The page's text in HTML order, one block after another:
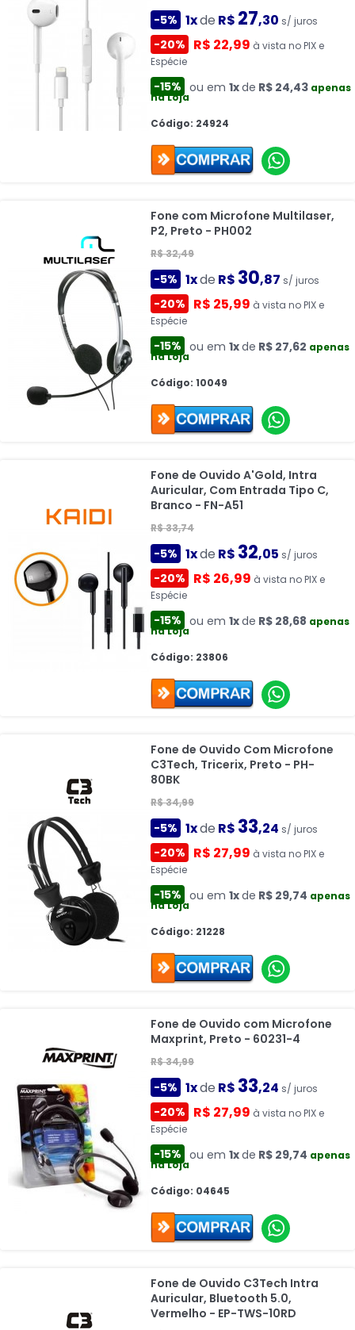
-5% 1xde R$ 27,30 s/ juros
-20% R$ 22,99 à vista no PIX e
Espécie
-15% ou em 1xde R$ 24,43 apenas
na Loja
Código: 24924
Fone com Microfone Multilaser,
P2, Preto - PH002
R$ 32,49
-5% 1xde R$ 30,87 s/ juros
-20% R$ 25,99 à vista no PIX e
Espécie
-15% ou em 1xde R$ 27,62 apenas
na Loja
Código: 10049
Fone de Ouvido A'Gold, Intra
Auricular, Com Entrada Tipo C,
Branco - FN-A51
R$ 33,74
-5% 1xde R$ 32,05 s/ juros
-20% R$ 26,99 à vista no PIX e
Espécie
-15% ou em 1xde R$ 28,68 apenas
na Loja
Código: 23806
Fone de Ouvido Com Microfone
C3Tech, Tricerix, Preto - PH-
80BK
R$ 34,99
-5% 1xde R$ 33,24 s/ juros
-20% R$ 27,99 à vista no PIX e
Espécie
-15% ou em 1xde R$ 29,74 apenas
na Loja
Código: 21228
Fone de Ouvido com Microfone
Maxprint, Preto - 60231-4
R$ 34,99
-5% 1xde R$ 33,24 s/ juros
-20% R$ 27,99 à vista no PIX e
Espécie
-15% ou em 1xde R$ 29,74 apenas
na Loja
Código: 04645
Fone de Ouvido C3Tech Intra
Auricular, Bluetooth 5.0,
Vermelho - EP-TWS-10RD